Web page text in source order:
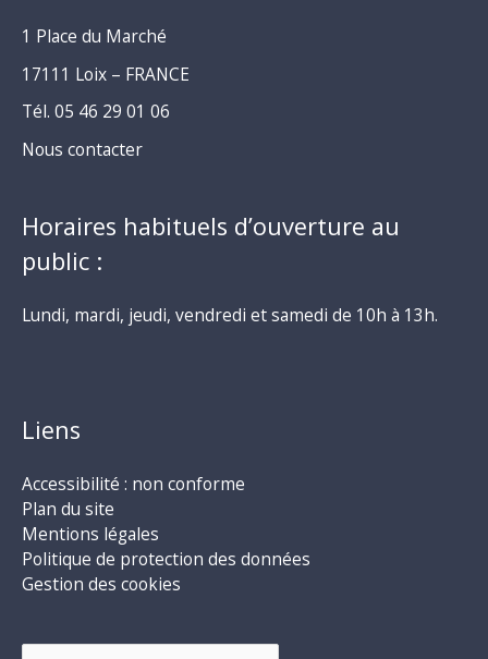
1 Place du Marché
17111 Loix – FRANCE
Tél. 05 46 29 01 06
Nous contacter
Horaires habituels d’ouverture au
public :
Lundi, mardi, jeudi, vendredi et samedi de 10h à 13h.
Liens
Accessibilité : non conforme
Plan du site
Mentions légales
Politique de protection des données
Gestion des cookies